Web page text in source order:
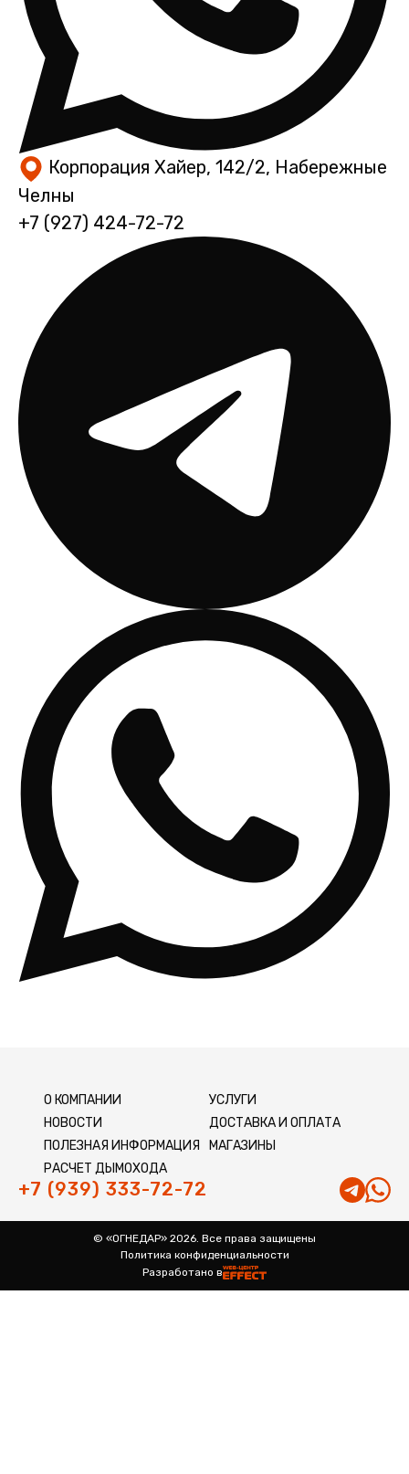
Корпорация Хайер, 142/2, Набережные
Челны
+7 (927) 424-72-72
О КОМПАНИИ
УСЛУГИ
НОВОСТИ
ДОСТАВКА И ОПЛАТА
ПОЛЕЗНАЯ ИНФОРМАЦИЯ
МАГАЗИНЫ
РАСЧЕТ ДЫМОХОДА
+7 (939) 333-72-72
© «ОГНЕДАР» 2026. Все права защищены
Политика конфиденциальности
Разработано в